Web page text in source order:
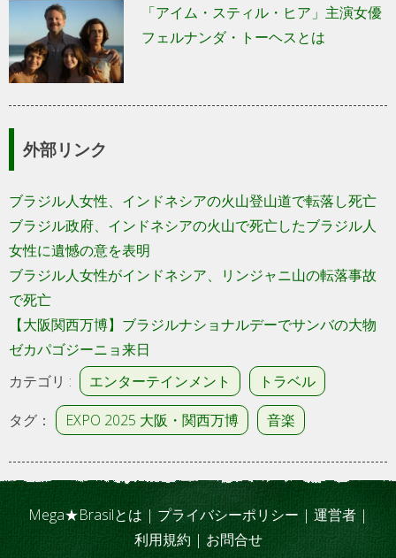
「アイム・スティル・ヒア」主演女優
フェルナンダ・トーヘスとは
外部リンク
ブラジル人女性、インドネシアの火山登山道で転落し死亡
ブラジル政府、インドネシアの火山で死亡したブラジル人
女性に遺憾の意を表明
ブラジル人女性がインドネシア、リンジャニ山の転落事故
で死亡
【大阪関西万博】ブラジルナショナルデーでサンバの大物
ゼカパゴジーニョ来日
カテゴリ :
エンターテインメント
トラベル
タグ：
EXPO 2025 大阪・関西万博 音楽
Mega★Brasilとは | プライバシーポリシー | 運営者 |
利用規約 | お問合せ